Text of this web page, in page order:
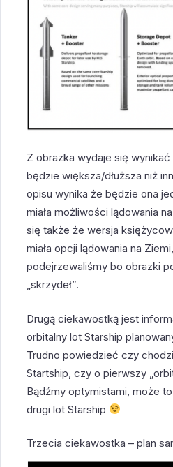
Z obrazka wydaje się
będzie większa/dłuższa niż
opisu wynika że będzie ona
miała możliwości lądowania
się także że wersja
miała opcji lądowania na
podejrzewaliśmy bo obrazki
„skrzydeł”.
Drugą ciekawostką jest
orbitalny lot Starship
Trudno powiedzieć czy
Startship, czy o pierwszy
Bądźmy optymistami, może
drugi lot Starship
Trzecia ciekawostka – plan